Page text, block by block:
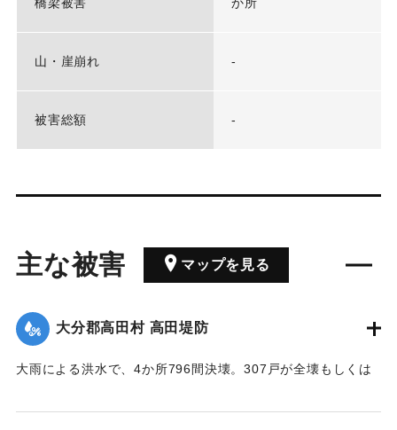
山・崖崩れ -
被害総額 -
主な被害 マップを見る
大分郡高田村 高田堤防
大雨による洪水で、4か所796間決壊。307戸が全壊もしくは
牛馬の死23頭。耕地は荒廃した。